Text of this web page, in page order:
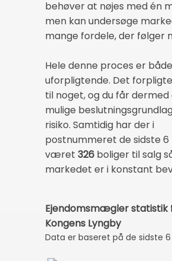
behøver at nøjes med én
men kan undersøge
mange fordele, der følger
Hele denne proces er
uforpligtende. Det
til noget, og du får
mulige
risiko. Samtidig har der i
postnummeret de sidste
været 326 boliger til salg
markedet er i konstant
Ejendomsmægler statistik
Kongens Lyngby
Data er baseret på de sidste